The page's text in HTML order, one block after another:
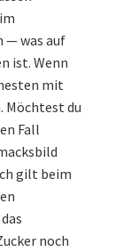
— was auf
ist. Wenn
mit
Möchtest du
Fall
gilt beim
noch